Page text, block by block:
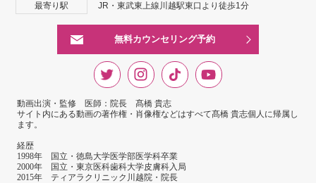
最寄り駅 JR・東武東上線川越駅東口より徒歩1分
無料カウンセリング予約
動画出演・監修 医師：院長 髙橋 貴志
サイト内にある動画の著作権・肖像権などはすべて髙橋 貴志個人に帰属し
ます。
経歴
1998年 国立・徳島大学医学部医学科卒業
2000年 国立・東京医科歯科大学皮膚科入局
2015年 ティアラクリニック川越院・院長